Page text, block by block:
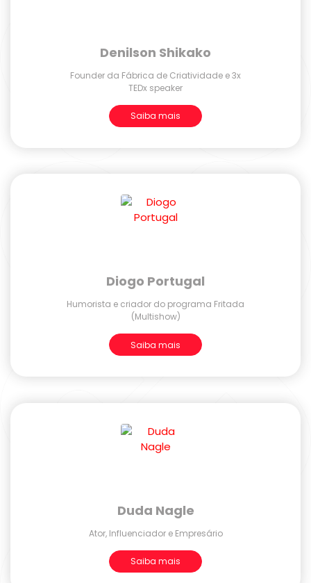
Denilson Shikako
Founder da Fábrica de Criatividade e 3x
TEDx speaker
Saiba mais
Diogo Portugal
Humorista e criador do programa Fritada
(Multishow)
Saiba mais
Duda Nagle
Ator, Influenciador e Empresário
Saiba mais